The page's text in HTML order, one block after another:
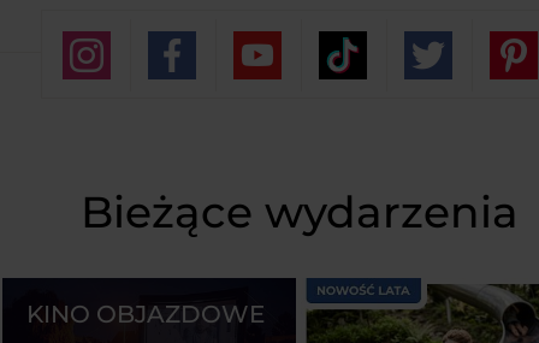
Bieżące wydarzenia
KINO OBJAZDOWE